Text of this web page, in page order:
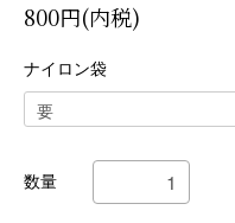
800円(内税)
ナイロン袋
数量